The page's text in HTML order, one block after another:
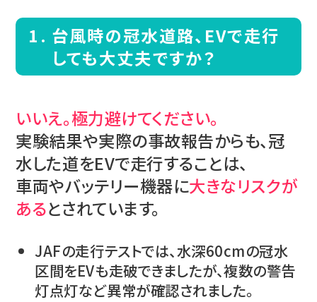
台風時の冠水道路、EVで走行
しても大丈夫ですか？
いいえ。極力避けてください。
実験結果や実際の事故報告からも、冠
水した道をEVで走行することは、
車両やバッテリー機器に大きなリスクが
あるとされています。
JAFの走行テストでは、水深60cmの冠水
区間をEVも走破できましたが、複数の警告
灯点灯など異常が確認されました。